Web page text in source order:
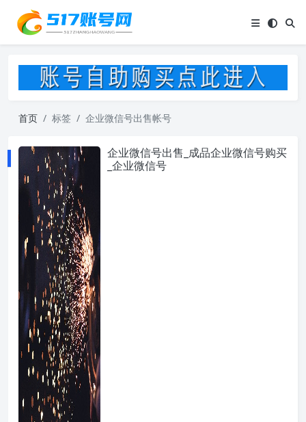
首页 标签 企业微信号出售帐号
企业微信号出售_成品企业微信号购买
_企业微信号